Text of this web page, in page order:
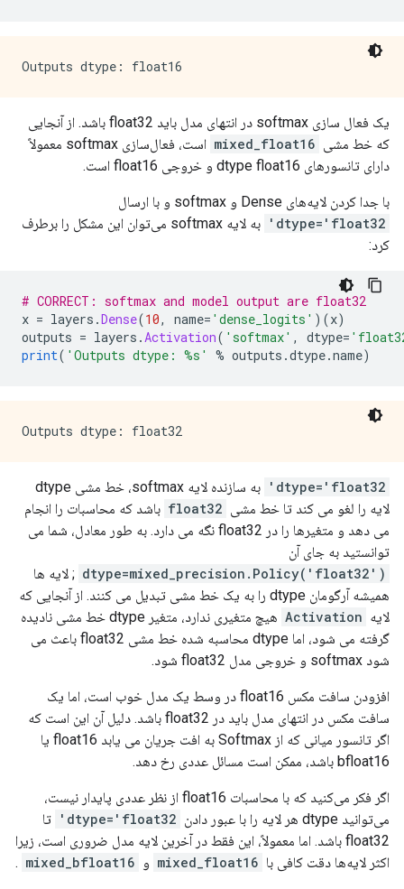
یک فعال سازی softmax در انتهای مدل باید float32 باشد. از آنجایی
که خط مشی mixed_float16
است، فعال‌سازی softmax معمولاً
دارای تانسورهای dtype float16 و خروجی float16 است.
با جدا کردن لایه‌های Dense و softmax و با ارسال
dtype='float32'
به لایه softmax می‌توان این مشکل را برطرف
کرد:
# CORRECT: softmax and model output are float32
x = layers .Dense(10, name= 'dense_logits' )(x)
outputs = layers .Activation( 'softmax' , dtype=
print( 'Outputs dtype: %s' % outputs .dtype.name)
dtype='float32'
به سازنده لایه softmax، خط مشی dtype
لایه را لغو می کند تا خط مشی float32 باشد که محاسبات را انجام
می دهد و متغیرها را در float32 نگه می دارد. به طور معادل، شما می
توانستید به جای آن
dtype=mixed_precision.Policy('float32') ; لایه ها
همیشه آرگومان dtype را به یک خط مشی تبدیل می کنند. از آنجایی که
لایه Activation
هیچ متغیری ندارد، متغیر dtype خط مشی نادیده
گرفته می شود، اما dtype محاسبه شده خط مشی float32 باعث می
شود softmax و خروجی مدل float32 شود.
افزودن سافت مکس float16 در وسط یک مدل خوب است، اما یک
سافت مکس در انتهای مدل باید در float32 باشد. دلیل آن این است که
اگر تانسور میانی که از Softmax به افت جریان می یابد float16 یا
bfloat16 باشد، ممکن است مسائل عددی رخ دهد.
اگر فکر می‌کنید که با محاسبات float16 از نظر عددی پایدار نیست،
می‌توانید dtype هر لایه را با عبور دادن
dtype='float32'
تا
float32 باشد. اما معمولاً، این فقط در آخرین لایه مدل ضروری است، زیرا
اکثر لایه‌ها دقت کافی با mixed_float16 و mixed_bfloat16
.